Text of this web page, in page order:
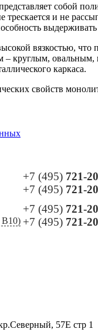
собой
трескается и не
вязкостью,
круглым,
каркаса.
свойств
+7 (495) 721-
+7 (495) 721-
+7 (495) 721-
+7 (495) 721-
57Е стр 1